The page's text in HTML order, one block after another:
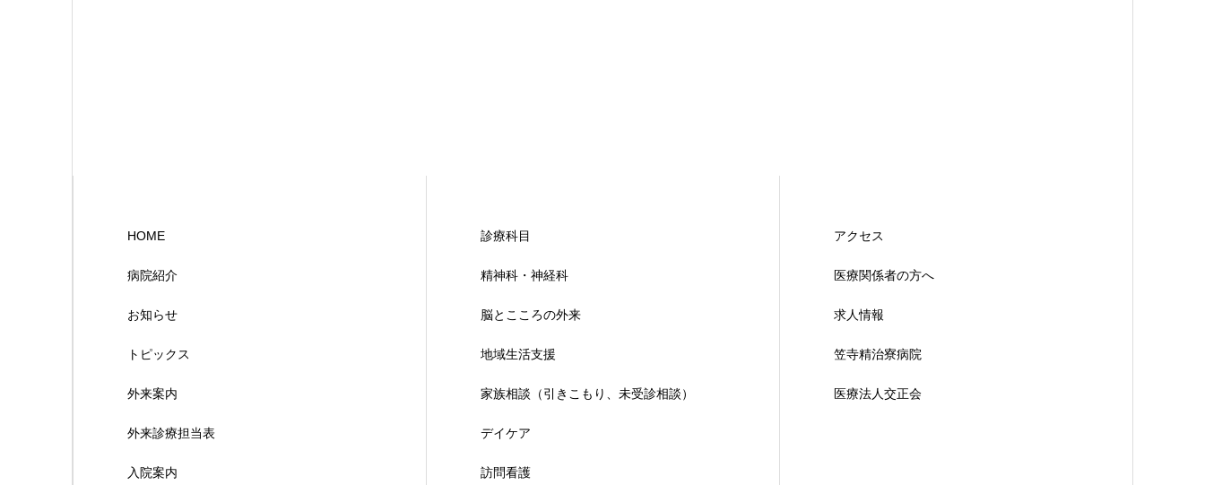
HOME
病院紹介
お知らせ
トピックス
外来案内
外来診療担当表
入院案内
診療科目
精神科・神経科
脳とこころの外来
地域生活支援
家族相談（引きこもり、未受診相談）
デイケア
訪問看護
アクセス
医療関係者の方へ
求人情報
笠寺精治寮病院
医療法人交正会